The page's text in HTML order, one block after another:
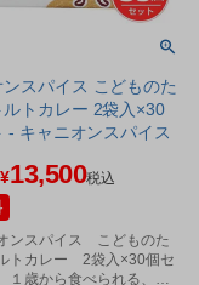
ンスパイス こどものた
ルトカレー 2袋入×30
- キャニオンスパイス
¥13,500税込
オンスパイス こどものた
トカレー 2袋入×30個セ
１歳から食べられる、や